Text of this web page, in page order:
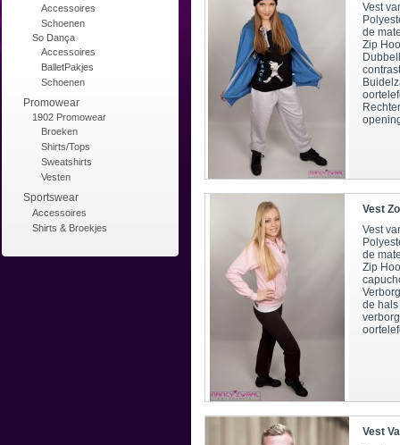
Accessoires
Schoenen
So Dança
Accessoires
BalletPakjes
Schoenen
Promowear
1902 Promowear
Broeken
Shirts/Tops
Sweatshirts
Vesten
Sportswear
Accessoires
Shirts & Broekjes
Vest
de
Zip
Vest
Vest
de
Zip
de
Vest